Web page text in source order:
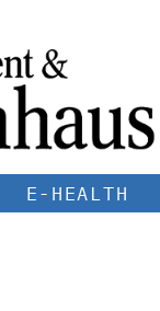
E-HEALTH